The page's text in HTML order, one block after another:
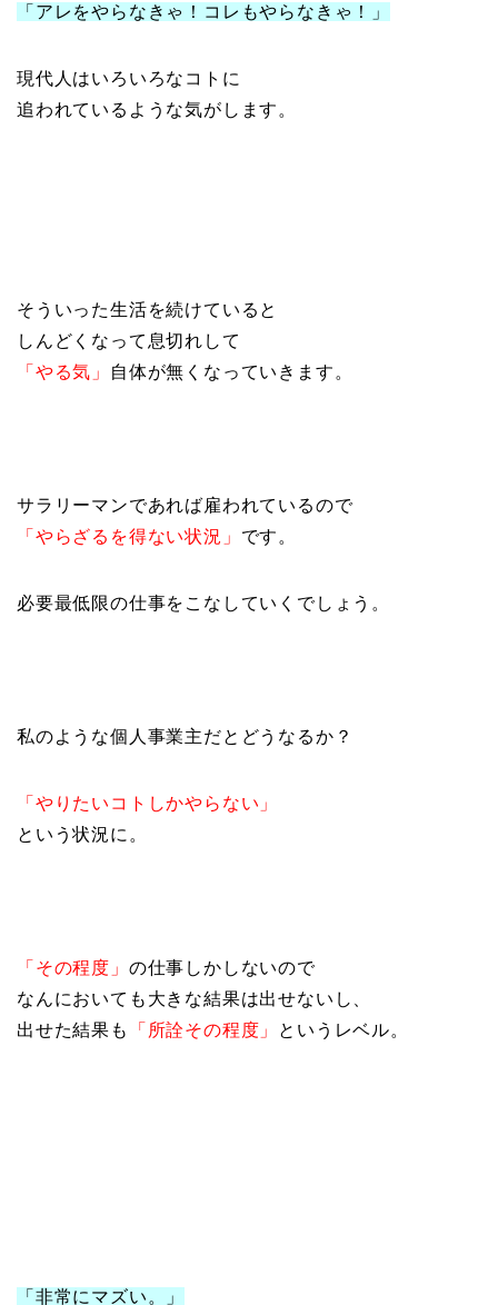
「アレをやらなきゃ！コレもやらなきゃ！」
現代人はいろいろなコトに
追われているような気がします。
そういった生活を続けていると
しんどくなって息切れして
「やる気」
自体が無くなっていきます。
サラリーマンであれば雇われているので
「やらざるを得ない状況」 です。
必要最低限の仕事をこなしていくでしょう。
私のような個人事業主だとどうなるか？
「やりたいコトしかやらない」
という状況に。
「その程度」 の仕事しかしないので
なんにおいても大きな結果は出せないし、
出せた結果も
「所詮その程度」 というレベル。
「非常にマズい。」